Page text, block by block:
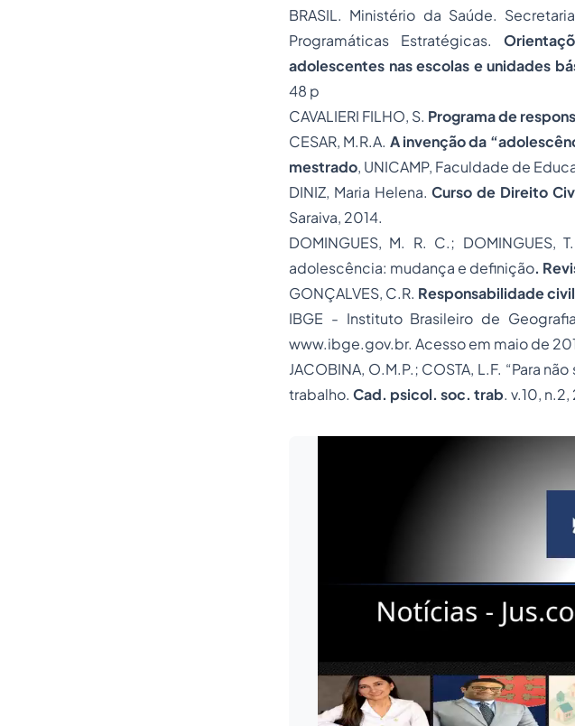
BRASIL. Ministério da Saúde.
Programáticas Estratégicas.
adolescentes nas escolas e unidades
48 p
CAVALIERI FILHO, S. Programa de
CESAR, M.R.A. A invenção da
mestrado, UNICAMP, Faculdade de
DINIZ, Maria Helena.Curso de Direito
Saraiva, 2014.
DOMINGUES, M. R. C.; DOMINGUES,
adolescência: mudança e definição.
GONÇALVES, C.R. Responsabilidade civil
IBGE - Instituto Brasileiro de
www.ibge.gov.br. Acesso em maio de
JACOBINA, O.M.P.; COSTA, L.F. “Para
trabalho. Cad. psicol. soc. trab. v.10,